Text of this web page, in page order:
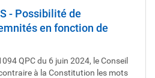
- Possibilité de
en fonction de
QPC du 6 juin 2024, le Conseil
à la Constitution les mots